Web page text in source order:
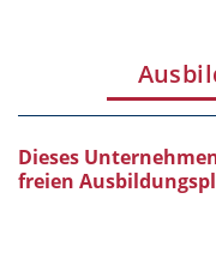
Dieses
freien